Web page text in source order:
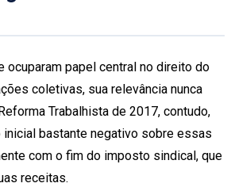
ocuparam papel central no direito do
coletivas, sua relevância nunca
Trabalhista de 2017, contudo,
inicial bastante negativo sobre essas
com o fim do imposto sindical, que
receitas.